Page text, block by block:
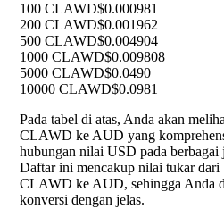
100 CLAWD$0.000981
200 CLAWD$0.001962
500 CLAWD$0.004904
1000 CLAWD$0.009808
5000 CLAWD$0.0490
10000 CLAWD$0.0981
Pada tabel di atas, Anda akan
CLAWD ke AUD yang
hubungan nilai USD pada
Daftar ini mencakup nilai tukar
CLAWD ke AUD, sehingga Anda
konversi dengan jelas.